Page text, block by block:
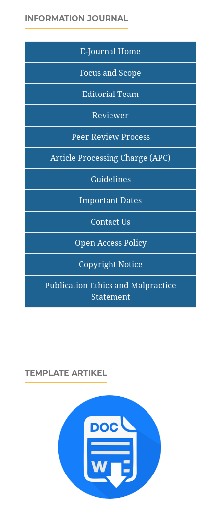
INFORMATION JOURNAL
E-Journal Home
Focus and Scope
Editorial Team
Reviewer
Peer Review Process
Article Processing Charge (APC)
Guidelines
Important Dates
Contact Us
Open Access Policy
Copyright Notice
Publication Ethics and Malpractice
Statement
TEMPLATE ARTIKEL